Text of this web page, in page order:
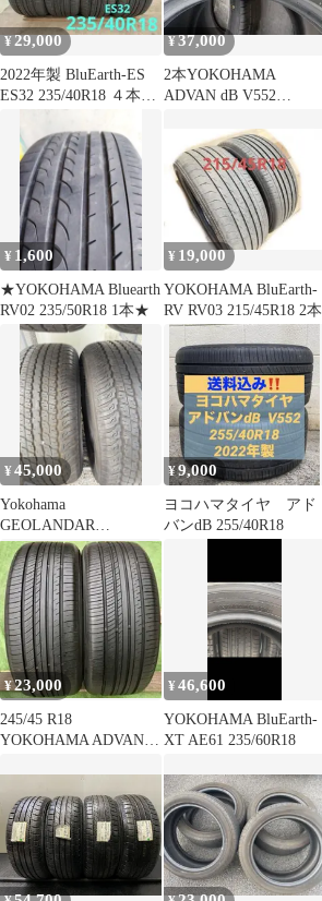
¥29,000
2022年製 BluEarth-ES
ES32 235/40R18 ４本セ
¥37,000
2本YOKOHAMA
ADVAN dB V552
¥ 1,600
★YOKOHAMA Bluearth
RV02 235/50R18 1本★
¥ 19,000
YOKOHAMA BluEarth-
RV RV03 215/45R18 2本
¥45,000
Yokohama
GEOLANDAR
G94265/60R18 110H 4本
¥9,000
ヨコハマタイヤ アド
バンdB 255/40R18
¥23,000
245/45 R18
YOKOHAMA ADVAN
¥46,600
YOKOHAMA BluEarth-
XT AE61 235/60R18